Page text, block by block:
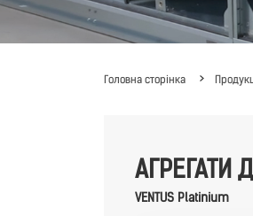
Головна сторінка
АГРЕГАТИ
VENTUS Platinium